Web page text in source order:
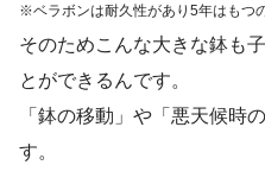
※ベラボンは耐久性があり5年はもつ
そのためこんな大きな鉢も
とができるんです。
「鉢の移動」や「悪天候時
す。